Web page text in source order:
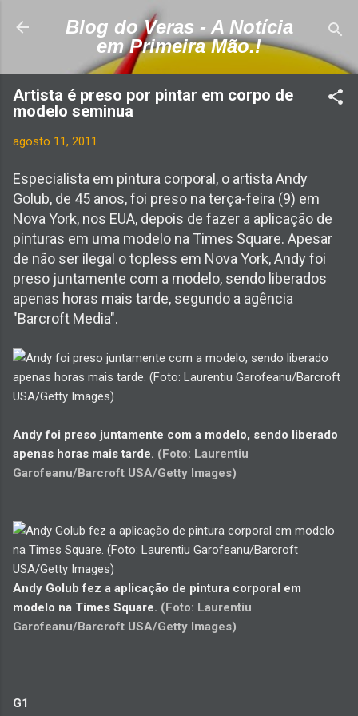
Pular para o conteúdo principal
Blog do Veras - A Notícia
em Primeira Mão.!
Artista é preso por pintar em corpo de
modelo seminua
agosto 11, 2011
Especialista em pintura corporal, o artista Andy
Golub, de 45 anos, foi preso na terça-feira (9) em
Nova York, nos EUA, depois de fazer a aplicação de
pinturas em uma modelo na Times Square. Apesar
de não ser ilegal o topless em Nova York, Andy foi
preso juntamente com a modelo, sendo liberados
apenas horas mais tarde, segundo a agência
"Barcroft Media".
Andy foi preso juntamente com a modelo, sendo liberado
apenas horas mais tarde. (Foto: Laurentiu
Garofeanu/Barcroft USA/Getty Images)
Andy Golub fez a aplicação de pintura corporal em
modelo na Times Square. (Foto: Laurentiu
Garofeanu/Barcroft USA/Getty Images)
G1